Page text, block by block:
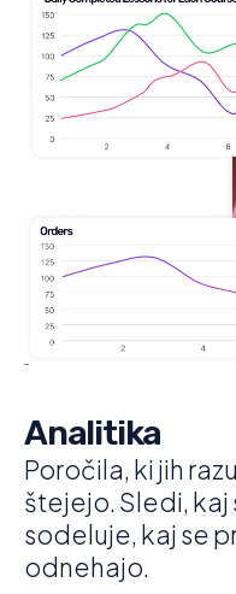
Analitika
Poročila, ki jih
štejejo. Sledi,
sodeluje, kaj se
odnehajo.